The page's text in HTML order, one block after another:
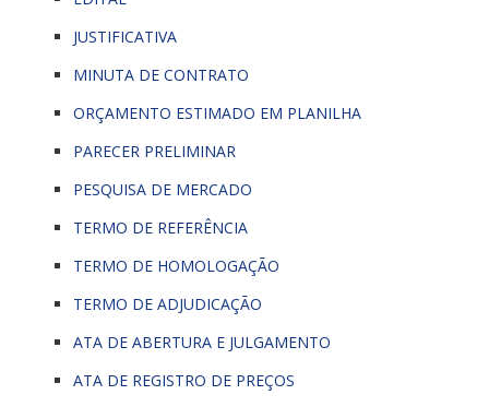
JUSTIFICATIVA
MINUTA DE CONTRATO
ORÇAMENTO ESTIMADO EM PLANILHA
PARECER PRELIMINAR
PESQUISA DE MERCADO
TERMO DE REFERÊNCIA
TERMO DE HOMOLOGAÇÃO
TERMO DE ADJUDICAÇÃO
ATA DE ABERTURA E JULGAMENTO
ATA DE REGISTRO DE PREÇOS